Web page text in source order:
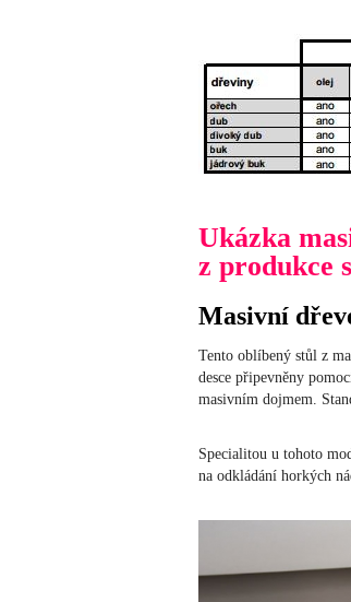
Ukázka
z produkce
Masivní
Tento oblíbený stůl z
desce připevněny
masivním dojmem.
Specialitou u tohoto
na odkládání horkých